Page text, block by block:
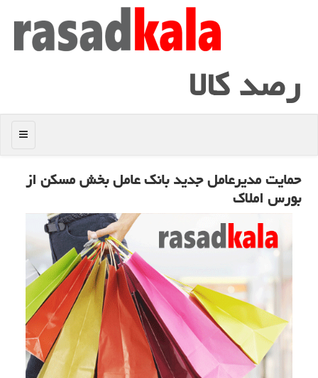
رصد كالا
منو
حمایت مدیرعامل جدید بانك عامل بخش مسكن از
بورس املاك